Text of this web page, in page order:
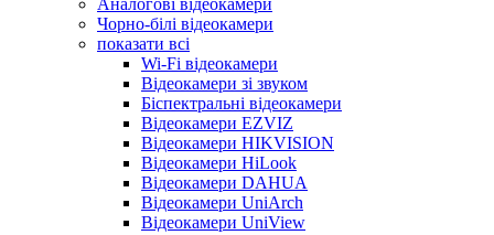
Чорно-білі відеокамери
показати всі
Wi-Fi відеокамери
Відеокамери зі звуком
Біспектральні відеокамери
Відеокамери EZVIZ
Відеокамери HIKVISION
Відеокамери HiLook
Відеокамери DAHUA
Відеокамери UniArch
Відеокамери UniView